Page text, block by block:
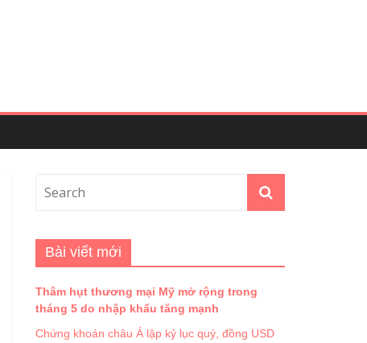
Bài viết mới
Thâm hụt thương mại Mỹ mở rộng trong
tháng 5 do nhập khẩu tăng mạnh
Chứng khoán châu Á lập kỷ lục quý, đồng USD